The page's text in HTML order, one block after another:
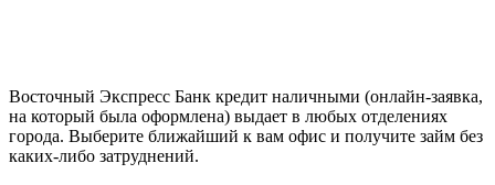
Восточный Экспресс Банк кредит наличными (онлайн-заявка,
на который была оформлена) выдает в любых отделениях
города. Выберите ближайший к вам офис и получите займ без
каких-либо затруднений.